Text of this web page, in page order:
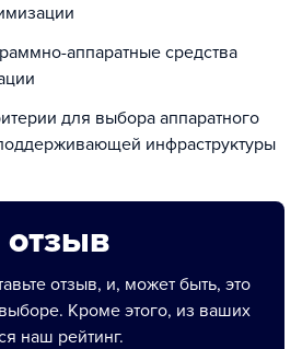
аппаратные средства
для выбора аппаратного
инфраструктуры
отзыв
отзыв, и, может быть, это
Кроме этого, из ваших
наш рейтинг.